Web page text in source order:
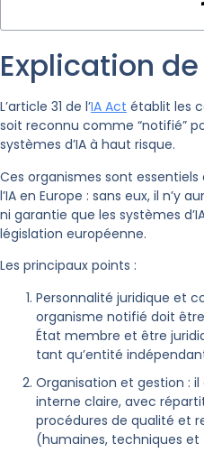
Explication
L’article 31 de l’IA Act établit les
soit reconnu comme “notifié”
systèmes d’IA à haut risque.
Ces organismes sont
l’IA en Europe : sans eux, il n’y
ni garantie que les systèmes
législation européenne.
Les principaux points :
Personnalité juridique et
organisme notifié doit
État membre et être
tant qu’entité
Organisation et gestion :
interne claire, avec
procédures de qualité et
(humaines, techniques et